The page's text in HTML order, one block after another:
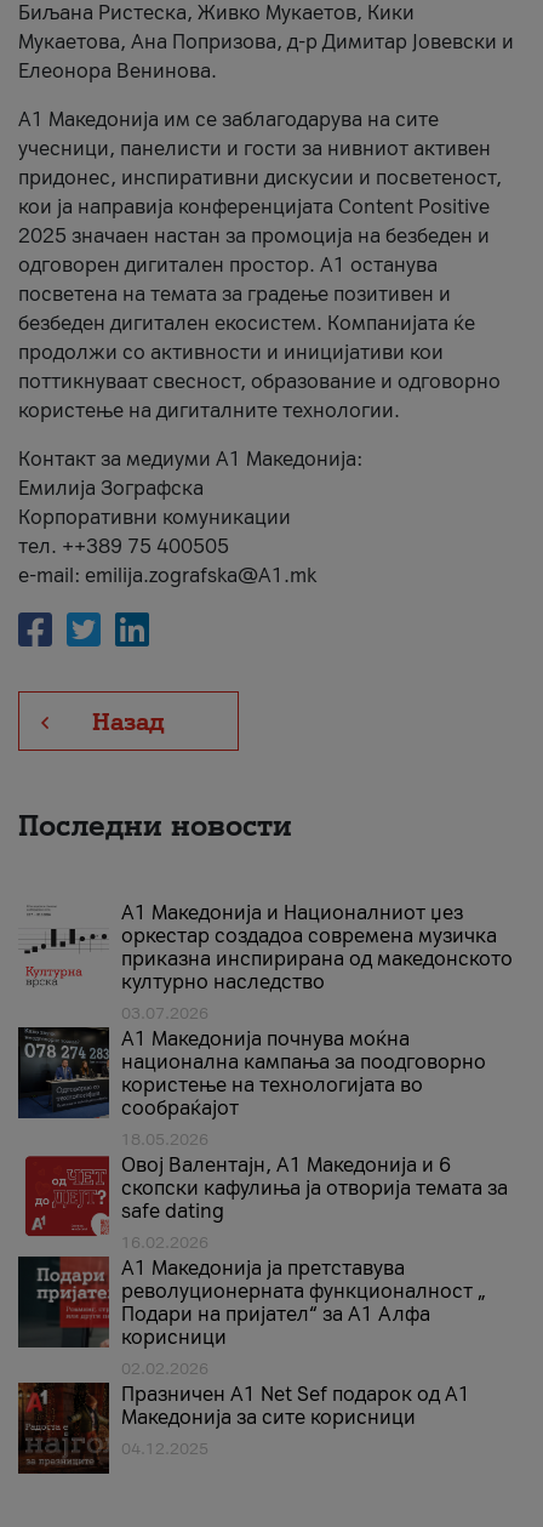
Биљана Ристеска, Живко Мукаетов, Кики
Мукаетова, Ана Попризова, д-р Димитар Јовевски и
Елеонора Венинова.
А1 Македонија им се заблагодарува на сите
учесници, панелисти и гости за нивниот активен
придонес, инспиративни дискусии и посветеност,
кои ја направија конференцијата Content Positive
2025 значаен настан за промоција на безбеден и
одговорен дигитален простор. А1 останува
посветена на темата за градење позитивен и
безбеден дигитален екосистем. Компанијата ќе
продолжи со активности и иницијативи кои
поттикнуваат свесност, образование и одговорно
користење на дигиталните технологии.
Контакт за медиуми А1 Македонија:
Емилија Зографска
Корпоративни комуникации
тел. ++389 75 400505
e-mail: emilija.zografska@A1.mk
Назад
Последни новости
А1 Македонија и Националниот џез
оркестар создадоа современа музичка
приказна инспирирана од македонското
културно наследство
03.07.2026
A1 Македонија почнува моќна
национална кампања за поодговорно
користење на технологијата во
сообраќајот
18.05.2026
Овој Валентајн, A1 Македонија и 6
скопски кафулиња ја отворија темата за
safe dating
16.02.2026
А1 Македонија ја претставува
револуционерната функционалност „
Подари на пријател“ за А1 Алфа
корисници
02.02.2026
Празничен A1 Net Sеf подарок од А1
Македонија за сите корисници
04.12.2025